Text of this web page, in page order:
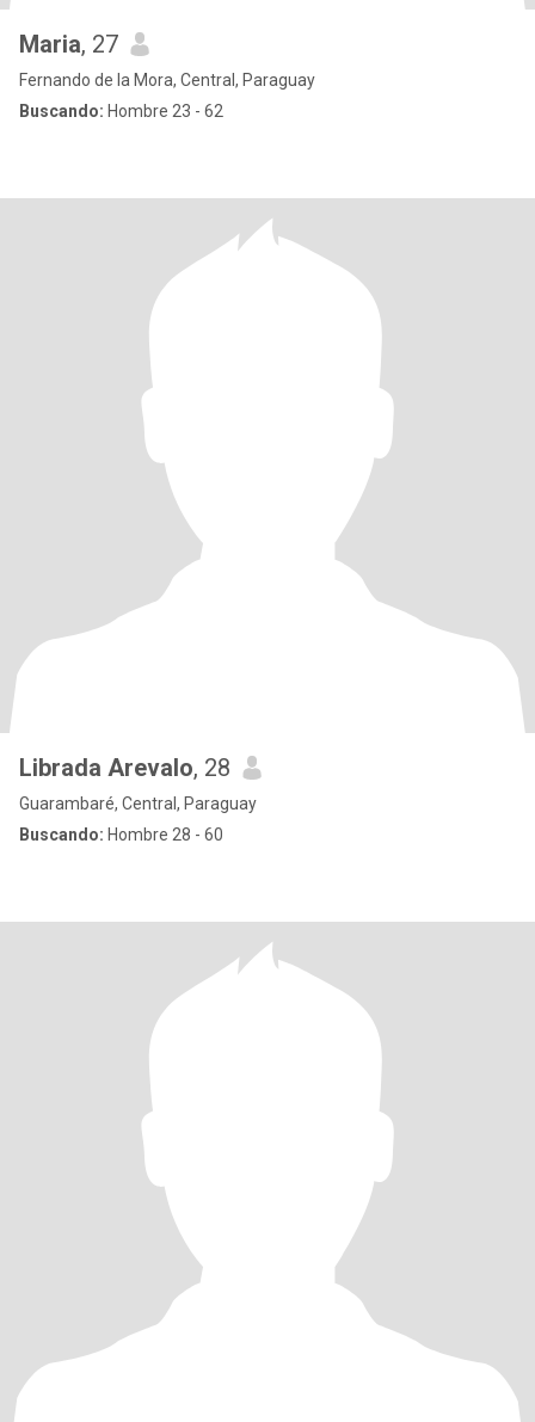
Maria, 27
Fernando de la Mora, Central, Paraguay
Buscando: Hombre 23 - 62
Librada Arevalo, 28
Guarambaré, Central, Paraguay
Buscando: Hombre 28 - 60